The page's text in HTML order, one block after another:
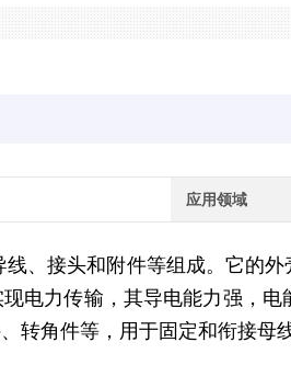
应用领域
线、接头和附件等组成。它的
电力传输，其导电能力强，
转角件等，用于固定和衔接母线